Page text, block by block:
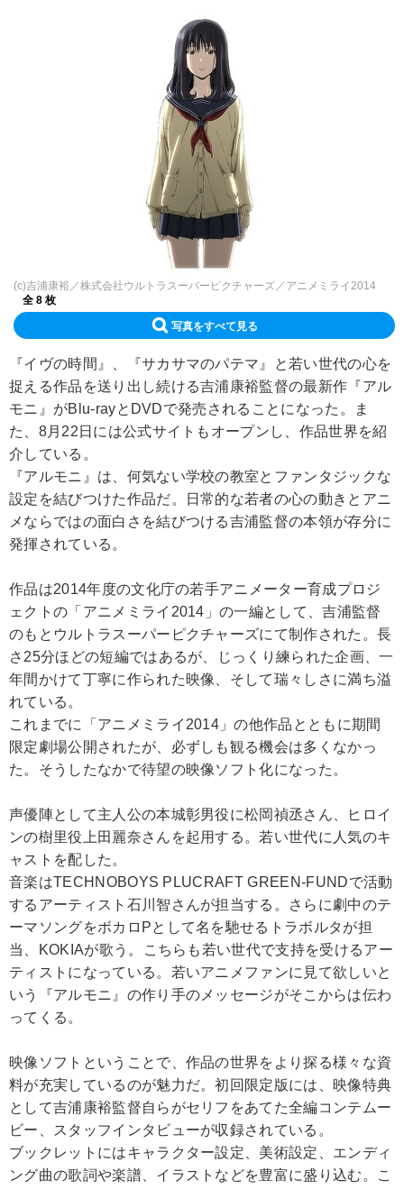
(c)吉浦康裕／株式会社ウルトラスーパーピクチャーズ／アニメミライ2014
全 8 枚
写真をすべて見る
『イヴの時間』、『サカサマのパテマ』と若い世代の心を
捉える作品を送り出し続ける吉浦康裕監督の最新作『アル
モニ』がBlu-rayとDVDで発売されることになった。ま
た、8月22日には公式サイトもオープンし、作品世界を紹
介している。
『アルモニ』は、何気ない学校の教室とファンタジックな
設定を結びつけた作品だ。日常的な若者の心の動きとアニ
メならではの面白さを結びつける吉浦監督の本領が存分に
発揮されている。
作品は2014年度の文化庁の若手アニメーター育成プロジ
ェクトの「アニメミライ2014」の一編として、吉浦監督
のもとウルトラスーパーピクチャーズにて制作された。長
さ25分ほどの短編ではあるが、じっくり練られた企画、一
年間かけて丁寧に作られた映像、そして瑞々しさに満ち溢
れている。
これまでに「アニメミライ2014」の他作品とともに期間
限定劇場公開されたが、必ずしも観る機会は多くなかっ
た。そうしたなかで待望の映像ソフト化になった。
声優陣として主人公の本城彰男役に松岡禎丞さん、ヒロイ
ンの樹里役上田麗奈さんを起用する。若い世代に人気のキ
ャストを配した。
音楽はTECHNOBOYS PLUCRAFT GREEN-FUNDで活動
するアーティスト石川智さんが担当する。さらに劇中のテ
ーマソングをボカロPとして名を馳せるトラボルタが担
当、KOKIAが歌う。こちらも若い世代で支持を受けるアー
ティストになっている。若いアニメファンに見て欲しいと
いう『アルモニ』の作り手のメッセージがそこからは伝わ
ってくる。
映像ソフトということで、作品の世界をより探る様々な資
料が充実しているのが魅力だ。初回限定版には、映像特典
として吉浦康裕監督自らがセリフをあてた全編コンテムー
ビー、スタッフインタビューが収録されている。
ブックレットにはキャラクター設定、美術設定、エンディ
ング曲の歌詞や楽譜、イラストなどを豊富に盛り込む。こ